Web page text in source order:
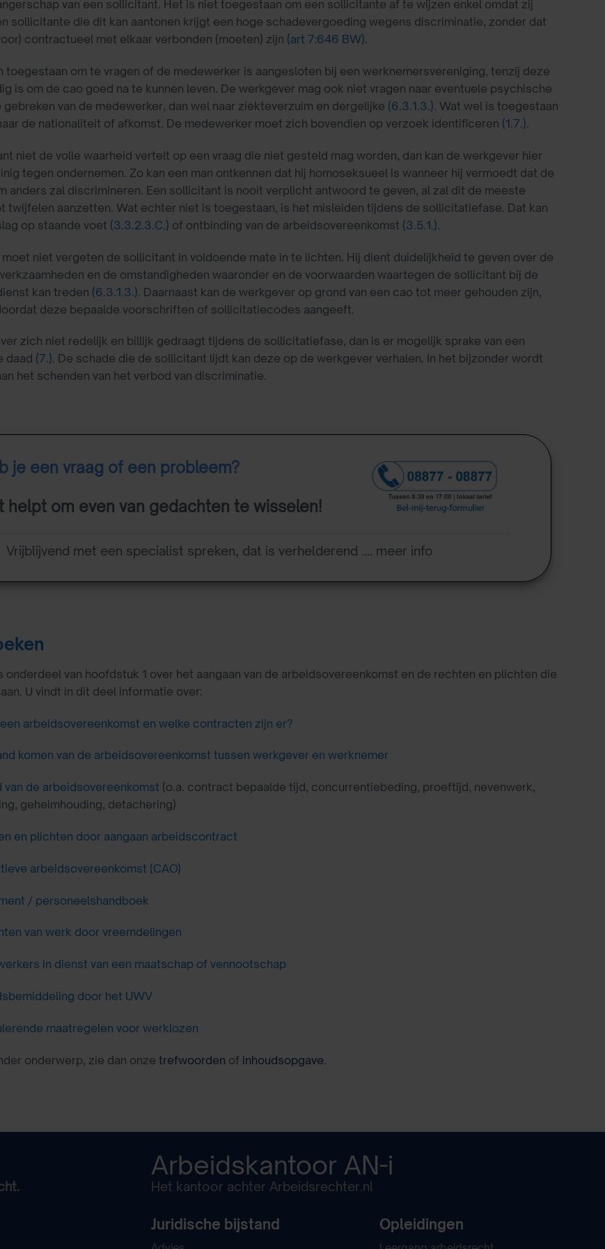
van een sollicitant. Het is niet toegestaan om een sollicitante af te wijzen enkel omdat zij
sollicitante die dit kan aantonen krijgt een hoge schadevergoeding wegens discriminatie, zonder dat
contractueel met elkaar verbonden (moeten) zijn (art 7:646 BW).
toegestaan om te vragen of de medewerker is aangesloten bij een werknemersvereniging, tenzij deze
is om de cao goed na te kunnen leven. De werkgever mag ook niet vragen naar eventuele psychische
van de medewerker, dan wel naar ziekteverzuim en dergelijke (6.3.1.3.). Wat wel is toegestaan
de nationaliteit of afkomst. De medewerker moet zich bovendien op verzoek identificeren (1.7.).
niet de volle waarheid vertelt op een vraag die niet gesteld mag worden, dan kan de werkgever hier
tegen ondernemen. Zo kan een man ontkennen dat hij homoseksueel is wanneer hij vermoedt dat de
anders zal discrimineren. Een sollicitant is nooit verplicht antwoord te geven, al zal dit de meeste
twijfelen aanzetten. Wat echter niet is toegestaan, is het misleiden tijdens de sollicitatiefase. Dat kan
op staande voet (3.3.2.3.C.) of ontbinding van de arbeidsovereenkomst (3.5.1.).
niet vergeten de sollicitant in voldoende mate in te lichten. Hij dient duidelijkheid te geven over de
en de omstandigheden waaronder en de voorwaarden waartegen de sollicitant bij de
kan treden (6.3.1.3.). Daarnaast kan de werkgever op grond van een cao tot meer gehouden zijn,
deze bepaalde voorschriften of sollicitatiecodes aangeeft.
zich niet redelijk en billijk gedraagt tijdens de sollicitatiefase, dan is er mogelijk sprake van een
daad (7.). De schade die de sollicitant lijdt kan deze op de werkgever verhalen. In het bijzonder wordt
het schenden van het verbod van discriminatie.
je een vraag of een probleem?
helpt om even van gedachten te wisselen!
Vrijblijvend met een specialist spreken, dat is verhelderend .... meer info
onderdeel van hoofdstuk 1 over het aangaan van de arbeidsovereenkomst en de rechten en plichten die
U vindt in dit deel informatie over:
arbeidsovereenkomst en welke contracten zijn er?
komen van de arbeidsovereenkomst tussen werkgever en werknemer
van de arbeidsovereenkomst (o.a. contract bepaalde tijd, concurrentiebeding, proeftijd, nevenwerk,
geheimhouding, detachering)
en plichten door aangaan arbeidscontract
arbeidsovereenkomst (CAO)
/ personeelshandboek
van werk door vreemdelingen
in dienst van een maatschap of vennootschap
door het UWV
maatregelen voor werklozen
onderwerp, zie dan onze trefwoorden of inhoudsopgave.
Arbeidskantoor AN-i
Het kantoor achter Arbeidsrechter.nl
Juridische bijstand Opleidingen